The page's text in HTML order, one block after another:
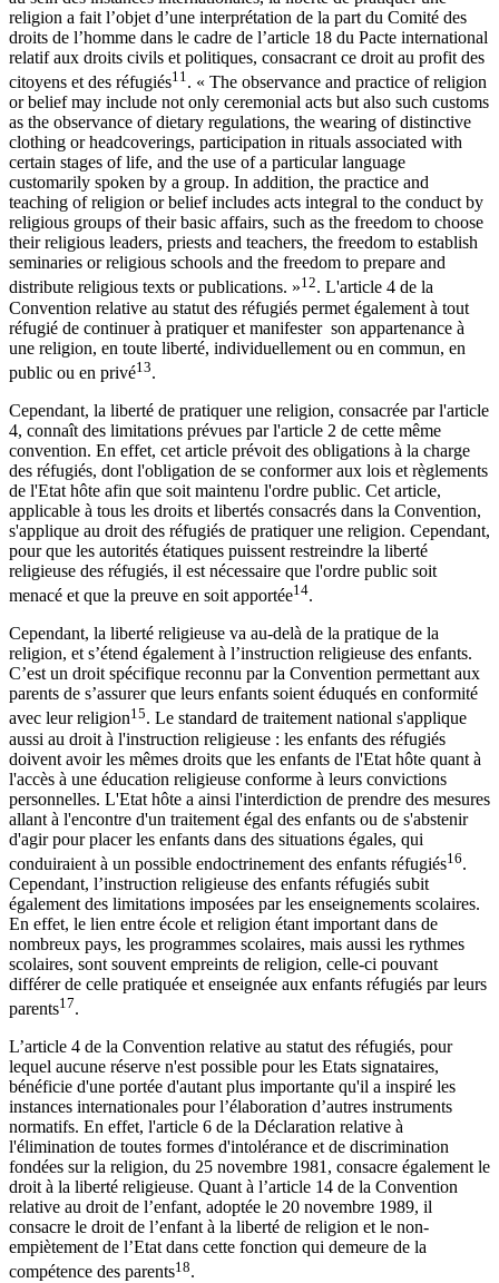
religion a fait l’objet d’une interprétation de la part du Comité des
droits de l’homme dans le cadre de l’article 18 du Pacte international
relatif aux droits civils et politiques, consacrant ce droit au profit des
citoyens et des réfugiés11. « The observance and practice of religion
or belief may include not only ceremonial acts but also such customs
as the observance of dietary regulations, the wearing of distinctive
clothing or headcoverings, participation in rituals associated with
certain stages of life, and the use of a particular language
customarily spoken by a group. In addition, the practice and
teaching of religion or belief includes acts integral to the conduct by
religious groups of their basic affairs, such as the freedom to choose
their religious leaders, priests and teachers, the freedom to establish
seminaries or religious schools and the freedom to prepare and
distribute religious texts or publications. »12. L'article 4 de la
Convention relative au statut des réfugiés permet également à tout
réfugié de continuer à pratiquer et manifester son appartenance à
une religion, en toute liberté, individuellement ou en commun, en
public ou en privé13.
Cependant, la liberté de pratiquer une religion, consacrée par l'article
4, connaît des limitations prévues par l'article 2 de cette même
convention. En effet, cet article prévoit des obligations à la charge
des réfugiés, dont l'obligation de se conformer aux lois et règlements
de l'Etat hôte afin que soit maintenu l'ordre public. Cet article,
applicable à tous les droits et libertés consacrés dans la Convention,
s'applique au droit des réfugiés de pratiquer une religion. Cependant,
pour que les autorités étatiques puissent restreindre la liberté
religieuse des réfugiés, il est nécessaire que l'ordre public soit
menacé et que la preuve en soit apportée14.
Cependant, la liberté religieuse va au-delà de la pratique de la
religion, et s’étend également à l’instruction religieuse des enfants.
C’est un droit spécifique reconnu par la Convention permettant aux
parents de s’assurer que leurs enfants soient éduqués en conformité
avec leur religion15. Le standard de traitement national s'applique
aussi au droit à l'instruction religieuse : les enfants des réfugiés
doivent avoir les mêmes droits que les enfants de l'Etat hôte quant à
l'accès à une éducation religieuse conforme à leurs convictions
personnelles. L'Etat hôte a ainsi l'interdiction de prendre des mesures
allant à l'encontre d'un traitement égal des enfants ou de s'abstenir
d'agir pour placer les enfants dans des situations égales, qui
conduiraient à un possible endoctrinement des enfants réfugiés16.
Cependant, l’instruction religieuse des enfants réfugiés subit
également des limitations imposées par les enseignements scolaires.
En effet, le lien entre école et religion étant important dans de
nombreux pays, les programmes scolaires, mais aussi les rythmes
scolaires, sont souvent empreints de religion, celle-ci pouvant
différer de celle pratiquée et enseignée aux enfants réfugiés par leurs
parents17.
L’article 4 de la Convention relative au statut des réfugiés, pour
lequel aucune réserve n'est possible pour les Etats signataires,
bénéficie d'une portée d'autant plus importante qu'il a inspiré les
instances internationales pour l’élaboration d’autres instruments
normatifs. En effet, l'article 6 de la Déclaration relative à
l'élimination de toutes formes d'intolérance et de discrimination
fondées sur la religion, du 25 novembre 1981, consacre également le
droit à la liberté religieuse. Quant à l’article 14 de la Convention
relative au droit de l’enfant, adoptée le 20 novembre 1989, il
consacre le droit de l’enfant à la liberté de religion et le non-
empiètement de l’Etat dans cette fonction qui demeure de la
compétence des parents18.